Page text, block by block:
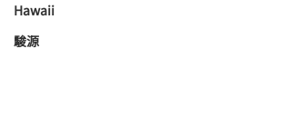
Hawaii
駿源